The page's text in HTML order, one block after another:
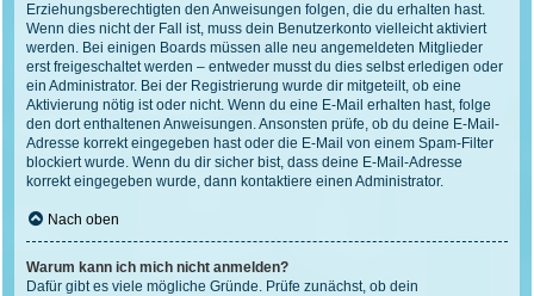
Erziehungsberechtigten den Anweisungen folgen, die du erhalten hast.
Wenn dies nicht der Fall ist, muss dein Benutzerkonto vielleicht aktiviert
werden. Bei einigen Boards müssen alle neu angemeldeten Mitglieder
erst freigeschaltet werden – entweder musst du dies selbst erledigen oder
ein Administrator. Bei der Registrierung wurde dir mitgeteilt, ob eine
Aktivierung nötig ist oder nicht. Wenn du eine E-Mail erhalten hast, folge
den dort enthaltenen Anweisungen. Ansonsten prüfe, ob du deine E-Mail-
Adresse korrekt eingegeben hast oder die E-Mail von einem Spam-Filter
blockiert wurde. Wenn du dir sicher bist, dass deine E-Mail-Adresse
korrekt eingegeben wurde, dann kontaktiere einen Administrator.
Nach oben
Warum kann ich mich nicht anmelden?
Dafür gibt es viele mögliche Gründe. Prüfe zunächst, ob dein